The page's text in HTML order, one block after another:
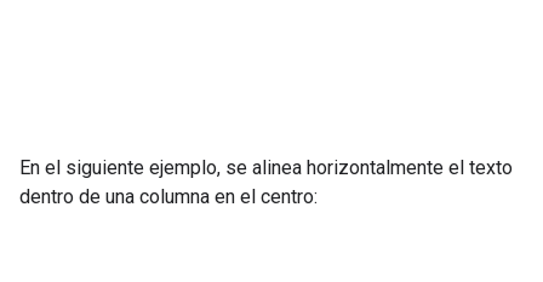
En el siguiente ejemplo, se alinea horizontalmente el texto
dentro de una columna en el centro: